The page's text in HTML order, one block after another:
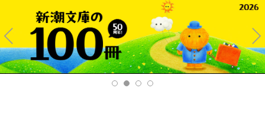
Pre
v
Ne
xt